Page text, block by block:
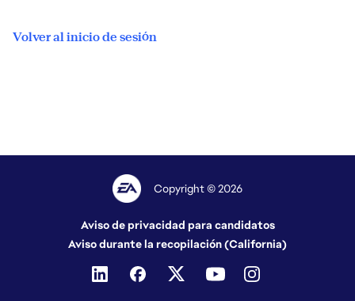
Volver al inicio de sesión
Copyright © 2026
Aviso de privacidad para candidatos
Aviso durante la recopilación (California)